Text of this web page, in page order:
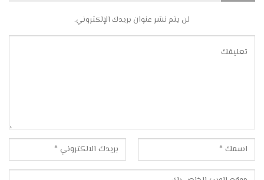
لن يتم نشر عنوان بريدك الإلكتروني.